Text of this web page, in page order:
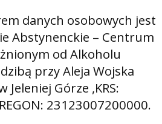
danych osobowych jest
Abstynenckie – Centrum
od Alkoholu
przy Aleja Wojska
Jeleniej Górze ,KRS:
23123007200000.